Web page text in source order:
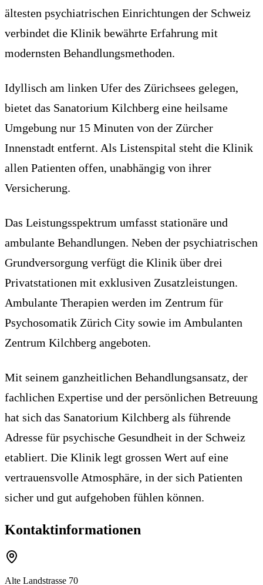
ältesten psychiatrischen Einrichtungen der Schweiz
verbindet die Klinik bewährte Erfahrung mit
modernsten Behandlungsmethoden.
Idyllisch am linken Ufer des Zürichsees gelegen,
bietet das Sanatorium Kilchberg eine heilsame
Umgebung nur 15 Minuten von der Zürcher
Innenstadt entfernt. Als Listenspital steht die Klinik
allen Patienten offen, unabhängig von ihrer
Versicherung.
Das Leistungsspektrum umfasst stationäre und
ambulante Behandlungen. Neben der psychiatrischen
Grundversorgung verfügt die Klinik über drei
Privatstationen mit exklusiven Zusatzleistungen.
Ambulante Therapien werden im Zentrum für
Psychosomatik Zürich City sowie im Ambulanten
Zentrum Kilchberg angeboten.
Mit seinem ganzheitlichen Behandlungsansatz, der
fachlichen Expertise und der persönlichen Betreuung
hat sich das Sanatorium Kilchberg als führende
Adresse für psychische Gesundheit in der Schweiz
etabliert. Die Klinik legt grossen Wert auf eine
vertrauensvolle Atmosphäre, in der sich Patienten
sicher und gut aufgehoben fühlen können.
Kontaktinformationen
Alte Landstrasse 70